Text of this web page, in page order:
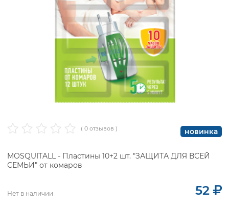
( 0 отзывов ) новинка
MOSQUITALL - Пластины 10+2 шт. "ЗАЩИТА ДЛЯ ВСЕЙ
СЕМЬИ" от комаров
Нет в наличии 52